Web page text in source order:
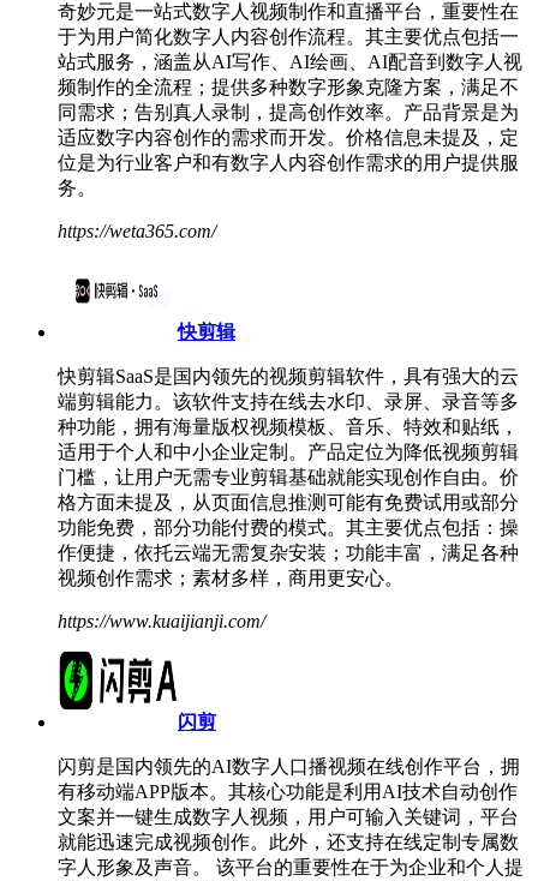
奇妙元是一站式数字人视频制作和直播平台，重要性在
于为用户简化数字人内容创作流程。其主要优点包括一
站式服务，涵盖从AI写作、AI绘画、AI配音到数字人视
频制作的全流程；提供多种数字形象克隆方案，满足不
同需求；告别真人录制，提高创作效率。产品背景是为
适应数字内容创作的需求而开发。价格信息未提及，定
位是为行业客户和有数字人内容创作需求的用户提供服
务。
https://weta365.com/
快剪辑
快剪辑SaaS是国内领先的视频剪辑软件，具有强大的云
端剪辑能力。该软件支持在线去水印、录屏、录音等多
种功能，拥有海量版权视频模板、音乐、特效和贴纸，
适用于个人和中小企业定制。产品定位为降低视频剪辑
门槛，让用户无需专业剪辑基础就能实现创作自由。价
格方面未提及，从页面信息推测可能有免费试用或部分
功能免费，部分功能付费的模式。其主要优点包括：操
作便捷，依托云端无需复杂安装；功能丰富，满足各种
视频创作需求；素材多样，商用更安心。
https://www.kuaijianji.com/
闪剪
闪剪是国内领先的AI数字人口播视频在线创作平台，拥
有移动端APP版本。其核心功能是利用AI技术自动创作
文案并一键生成数字人视频，用户可输入关键词，平台
就能迅速完成视频创作。此外，还支持在线定制专属数
字人形象及声音。 该平台的重要性在于为企业和个人提